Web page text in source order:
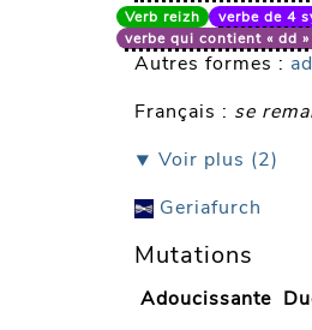
Verb reizh verbe de 4
verbe qui contient « dd
Autres formes :
Français : se
⯆ Voir plus (2)
Geriafurch
Mutations
Adoucissante